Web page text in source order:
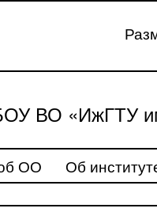
ВО «ИжГТУ
ОО Об